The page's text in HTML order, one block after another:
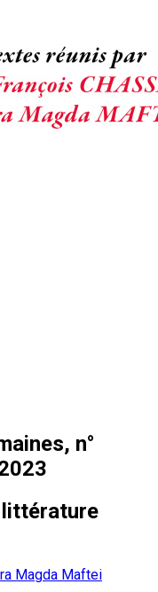
n°
Magda Maftei